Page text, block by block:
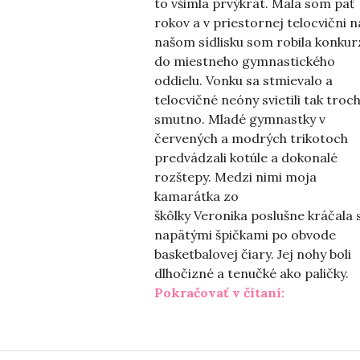
rokov a v priestornej telocvični
našom sídlisku som robila
do miestneho gymnastického
oddielu. Vonku sa stmievalo a
telocvičné neóny svietili tak
smutno. Mladé gymnastky v
červených a modrých trikotoch
predvádzali kotúle a dokonalé
rozštepy. Medzi nimi moja
kamarátka zo
škôlky Veronika poslušne kráčala
napätými špičkami po obvode
basketbalovej čiary. Jej nohy boli
dlhočizné a tenučké ako paličky.
Pokračovať v čítaní:„Šafel“